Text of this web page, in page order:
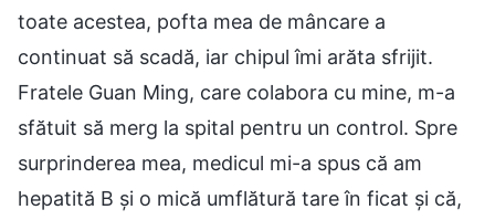
toate acestea, pofta mea de mâncare a
continuat să scadă, iar chipul îmi arăta sfrijit.
Fratele Guan Ming, care colabora cu mine, m-a
sfătuit să merg la spital pentru un control. Spre
surprinderea mea, medicul mi-a spus că am
hepatită B și o mică umflătură tare în ficat și că,